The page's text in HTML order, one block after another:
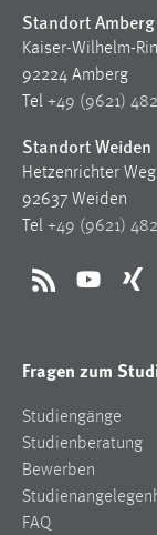
Standort Amberg
Kaiser-Wilhelm-
92224 Amberg
Tel +49 (9621)
Standort Weiden
Hetzenrichter Weg
92637 Weiden
Tel +49 (9621)
RSS YouTubeXing
Fragen zum
Studiengänge
Studienberatung
Bewerben
FAQ